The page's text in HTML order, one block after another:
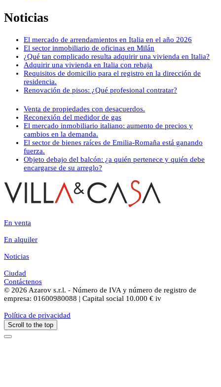
Noticias
El mercado de arrendamientos en Italia en el año 2026
El sector inmobiliario de oficinas en Milán
¿Qué tan complicado resulta adquirir una vivienda en Italia?
Adquirir una vivienda en Italia con rebaja
Requisitos de domicilio para el registro en la dirección de
residencia.
Renovación de pisos: ¿Qué profesional contratar?
Venta de propiedades con desacuerdos.
Reconexión del medidor de gas
El mercado inmobiliario italiano: aumento de precios y
cambios en la demanda.
El sector de bienes raíces de Emilia-Romaña está ganando
fuerza.
Objeto debajo del balcón: ¿a quién pertenece y quién debe
encargarse de su arreglo?
En venta
En alquiler
Noticias
Ciudad
Contáctenos
© 2026 Azarov s.r.l. - Número de IVA y número de registro de
empresa: 01600980088 | Capital social 10.000 € iv
Política de privacidad
Scroll to the top